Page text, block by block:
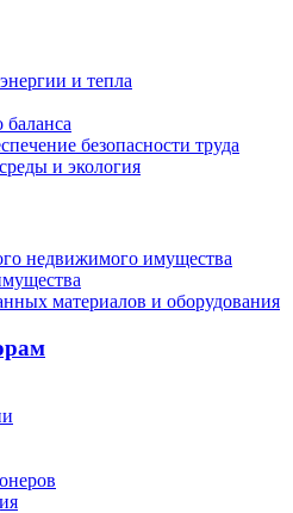
и тепла
безопасности труда
и экология
недвижимого имущества
материалов и оборудования